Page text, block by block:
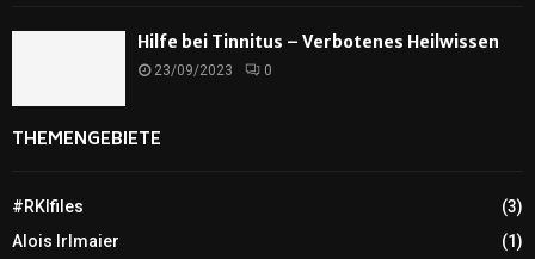
Hilfe bei Tinnitus – Verbotenes Heilwissen
23/09/2023 0
THEMENGEBIETE
#RKIfiles
(3)
Alois Irlmaier
(1)